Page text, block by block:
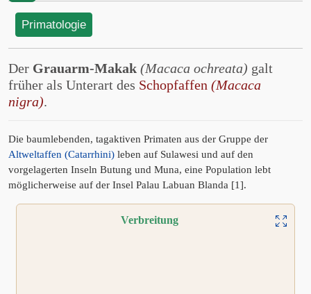
Primatologie
Der Grauarm-Makak (Macaca ochreata) galt
früher als Unterart des Schopfaffen (Macaca
nigra).
Die baumlebenden, tagaktiven Primaten aus der Gruppe der
Altweltaffen (Catarrhini) leben auf Sulawesi und auf den
vorgelagerten Inseln Butung und Muna, eine Population lebt
möglicherweise auf der Insel Palau Labuan Blanda [1].
Verbreitung